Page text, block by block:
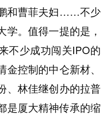
和曹菲夫妇……不少
学。值得一提的是，
不少成功闯关IPO的
控制的中仑新材、
、林佳继创办的拉普
厦大精神传承的缩